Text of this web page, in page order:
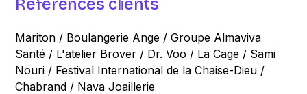
Références clients
Mariton / Boulangerie Ange / Groupe Almaviva
Santé / L'atelier Brover / Dr. Voo / La Cage / Sami
Nouri / Festival International de la Chaise-Dieu /
Chabrand / Nava Joaillerie